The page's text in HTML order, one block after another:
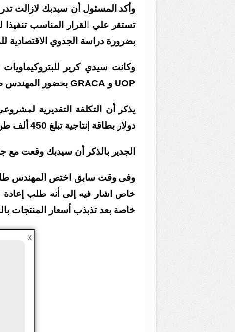
وأكد المسئول أن سيدبك لازالت
تستقر علي القرار المناسب تنفيذا
بضرورة دراسة الجدوي الاقتصادية
وكانت سيدي كرير
UOP و GRACA بحضور المهندس طارق الملا وزير البترول والثروة المعدنية
دولار بطاقة إنتاجية تبلغ 450 ألف طن سنويا
الجدير بالذكر أن سيدبك وقعت مع
وفى وقت سابق اختص المهندس طارق
خاص اشار فيه إلى أنه طلب إعادة
خاصة بعد تذبذب أسعار المنتجات
X